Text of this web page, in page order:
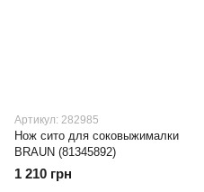
Артикул: 282985
Нож сито для соковыжималки
BRAUN (81345892)
1 210 грн